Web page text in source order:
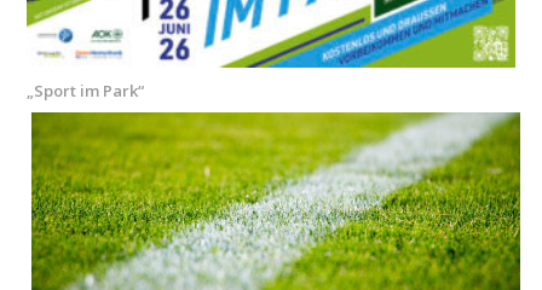
„Sport im Park“